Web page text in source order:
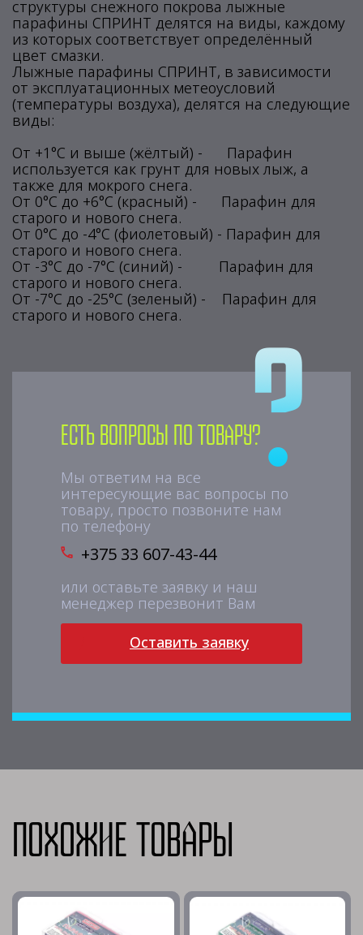
структуры снежного покрова лыжные
парафины СПРИНТ делятся на виды, каждому
из которых соответствует определённый
цвет смазки.
Лыжные парафины СПРИНТ, в зависимости
от эксплуатационных метеоусловий
(температуры воздуха), делятся на следующие
виды:
От +1°С и выше (жёлтый) - Парафин
используется как грунт для новых лыж, а
также для мокрого снега.
От 0°С до +6°С (красный) - Парафин для
старого и нового снега.
От 0°С до -4°С (фиолетовый) - Парафин для
старого и нового снега.
От -3°С до -7°С (синий) - Парафин для
старого и нового снега.
От -7°С до -25°С (зеленый) - Парафин для
старого и нового снега.
Есть вопросы по товару?
Мы ответим на все
интересующие вас вопросы по
товару, просто позвоните нам
по телефону
+375 33 607-43-44
или оставьте заявку и наш
менеджер перезвонит Вам
Оставить заявку
Похожие товары